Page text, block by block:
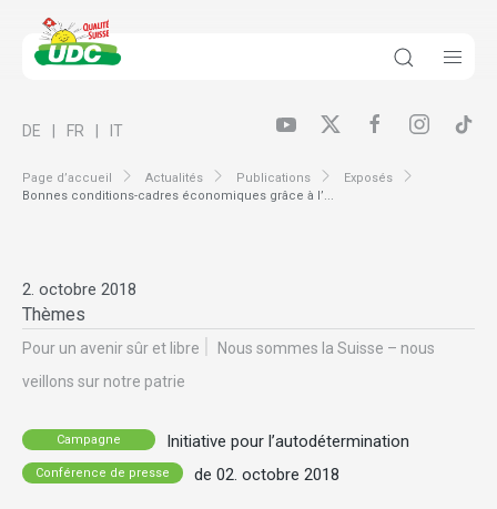
Page d’accueil Actualités Publications
Exposés
Bonnes conditions-cadres économiques grâce à l’...
DE FR IT
2. octobre 2018
Thèmes
Pour un avenir sûr et libre
Nous sommes la Suisse – nous
veillons sur notre patrie
Campagne Initiative pour l’autodétermination
Conférence de presse de 02. octobre 2018